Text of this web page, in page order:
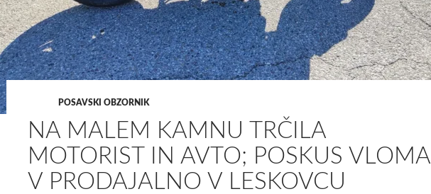
POSAVSKI OBZORNIK
NA MALEM KAMNU TRČILA
MOTORIST IN AVTO; POSKUS VLOMA
V PRODAJALNO V LESKOVCU